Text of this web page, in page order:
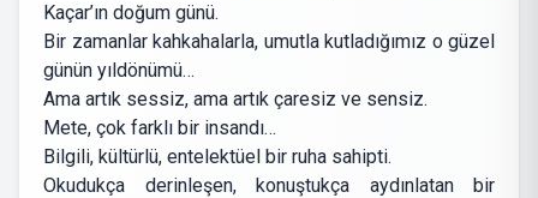
Kaçar’ın doğum günü.
Bir zamanlar kahkahalarla, umutla kutladığımız o güzel
günün yıldönümü…
Ama artık sessiz, ama artık çaresiz ve sensiz.
Mete, çok farklı bir insandı…
Bilgili, kültürlü, entelektüel bir ruha sahipti.
Okudukça derinleşen, konuştukça aydınlatan bir